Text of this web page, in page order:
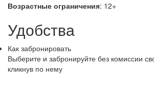
Возрастные ограничения: 12+
Удобства
Как забронировать
Выберите и забронируйте без комиссии
кликнув по нему